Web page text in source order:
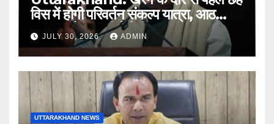
विस में होगी परिवर्तन संकल्प यात्रा, आठ
अगस्त को हल्द्वानी में रैली
JULY 30, 2026 ADMIN
UTTARAKHAND NEWS